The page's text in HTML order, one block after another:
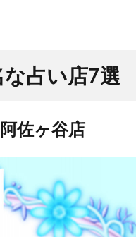
占い店7選
佐ヶ谷店